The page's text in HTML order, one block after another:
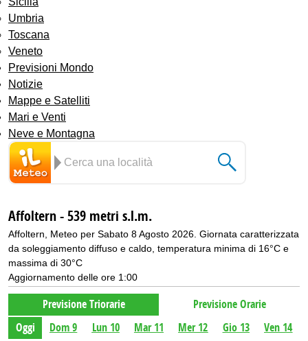
Umbria
Toscana
Veneto
Previsioni Mondo
Notizie
Mappe e Satelliti
Mari e Venti
Neve e Montagna
Affoltern - 539 metri s.l.m.
Affoltern, Meteo per Sabato 8 Agosto 2026. Giornata caratterizzata
da soleggiamento diffuso e caldo, temperatura minima di 16°C e
massima di 30°C
Aggiornamento delle ore 1:00
Previsione Triorarie
Previsione Orarie
Oggi
Dom 9 Lun 10 Mar 11 Mer 12 Gio 13 Ven 14